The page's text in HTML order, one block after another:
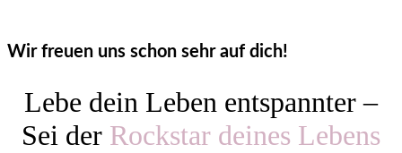
Wir freuen uns schon sehr auf dich!
Lebe dein Leben entspannter –
Sei der Rockstar deines Lebens